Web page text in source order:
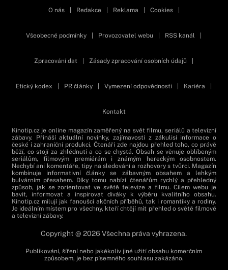
O nás Redakce Reklama Cookies
Všeobecné podmínky Provozovatel webu RSS kanál
Zpracování dat Zásady zpracování osobních údajů
Etický kodex PR články Vymezení odpovědnosti Kariéra
Kontakt
Kinotip.cz je online magazín zaměřený na svět filmu, seriálů a televizní
zábavy. Přináší aktuální novinky, zajímavosti z zákulisí informace o
české i zahraniční produkci. Čtenáři zde najdou přehled toho, co právě
běží, co stojí za zhlédnutí a co se chystá. Obsah se věnuje oblíbeným
seriálům, filmovým premiérám i známým hereckým osobnostem.
Nechybí ani komentáře, tipy na sledování a rozhovory s tvůrci. Magazín
kombinuje informativní články se zábavným obsahem a lehkým
bulvárním přesahem. Díky tomu nabízí čtenářům rychlý a přehledný
způsob, jak se zorientovat ve světě televize a filmu. Cílem webu je
bavit, informovat a inspirovat diváky k výběru kvalitního obsahu.
Kinotip.cz milují jak fanoušci akčních příběhů, tak i romantiky a rodiny.
Je ideálním místem pro všechny, kteří chtějí mít přehled o světě filmové
a televizní zábavy.
Copyright @ 2026 Všechna práva vyhrazena.
Publikování, šíření nebo jakékoliv jiné užití obsahu komerčním
způsobem, je bez písemného souhlasu zakázáno.